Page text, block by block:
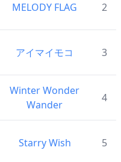
MELODY FLAG 2
アイマイモコ 3
Winter Wonder
Wander
4
Starry Wish 5